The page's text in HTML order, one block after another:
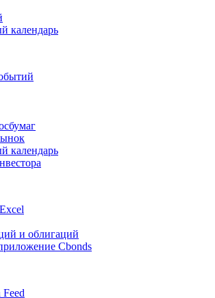
облигации на Cbonds.ru
календарь
Cbonds